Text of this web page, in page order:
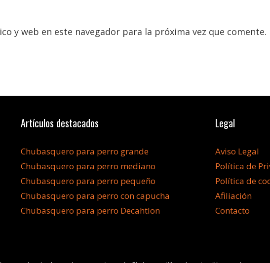
y web en este navegador para la próxima vez que comente.
Artículos destacados
Chubasquero para perro grande
Chubasquero para perro mediano
Chubasquero para perro pequeño
Chubasquero para perro con capucha
Chubasquero para perro Decahtlon
Legal
Aviso Legal
Política de
Política de
Afiliación
Contacto